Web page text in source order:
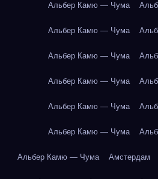
Альбер Камю — Чума
Альбер Камю — Чума
Альбер Камю — Чума
Альбер Камю — Чума
Альбер Камю — Чума
Альбер Камю — Чума
Альбер Камю — Чума Амстердам